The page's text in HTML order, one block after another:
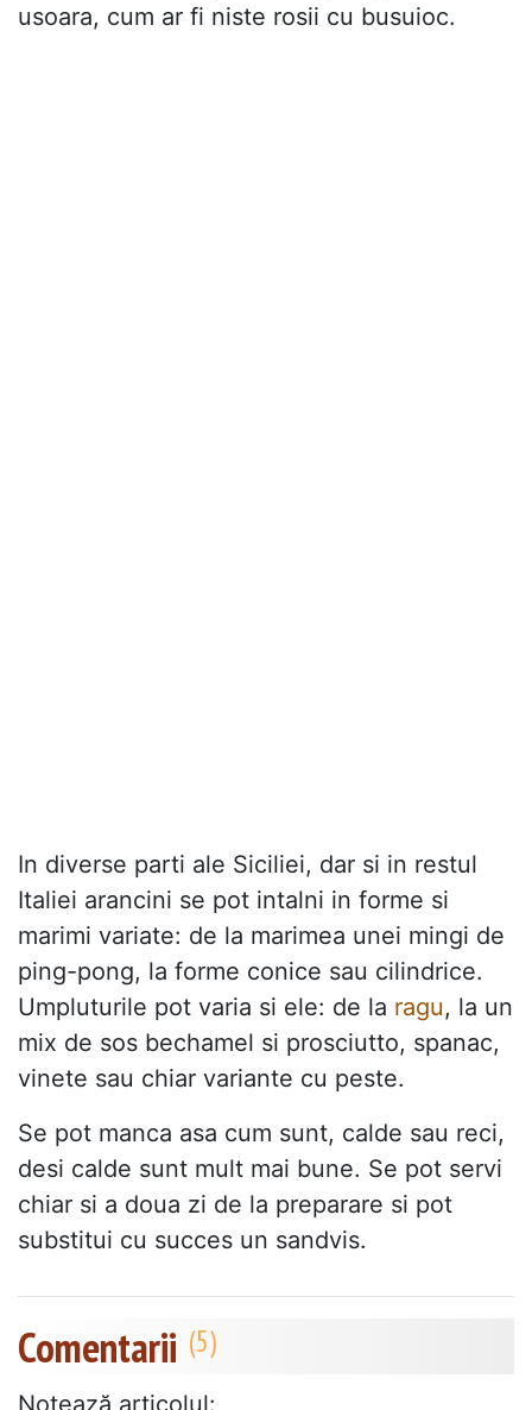
usoara, cum ar fi niste rosii cu busuioc.
In diverse parti ale Siciliei, dar si in restul
Italiei arancini se pot intalni in forme si
marimi variate: de la marimea unei mingi de
ping-pong, la forme conice sau cilindrice.
Umpluturile pot varia si ele: de la ragu, la un
mix de sos bechamel si prosciutto, spanac,
vinete sau chiar variante cu peste.
Se pot manca asa cum sunt, calde sau reci,
desi calde sunt mult mai bune. Se pot servi
chiar si a doua zi de la preparare si pot
substitui cu succes un sandvis.
Comentarii
Notează articolul: